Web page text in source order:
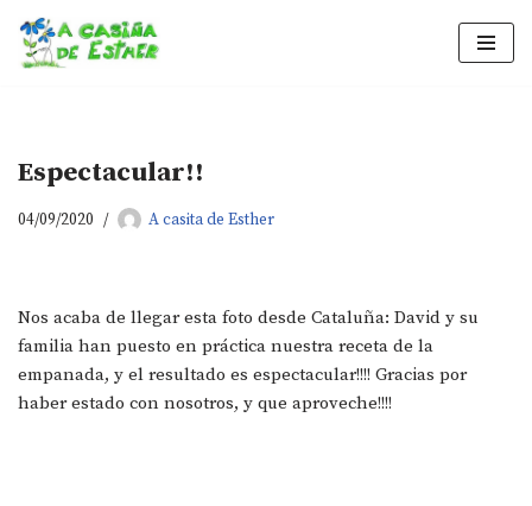
Saltar
Espectacular!!
04/09/2020 A casita de Esther
Nos acaba de llegar esta foto desde Cataluña: David y su
familia han puesto en práctica nuestra receta de la
empanada, y el resultado es espectacular!!!! Gracias por
haber estado con nosotros, y que aproveche!!!!